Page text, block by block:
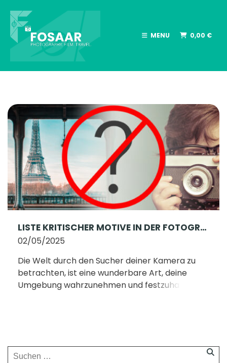
MENU 0,00 €
LISTE KRITISCHER MOTIVE IN DER FOTOGRAFIE
02/05/2025
Die Welt durch den Sucher deiner Kamera zu
betrachten, ist eine wunderbare Art, deine
Umgebung wahrzunehmen und festzuhalten.